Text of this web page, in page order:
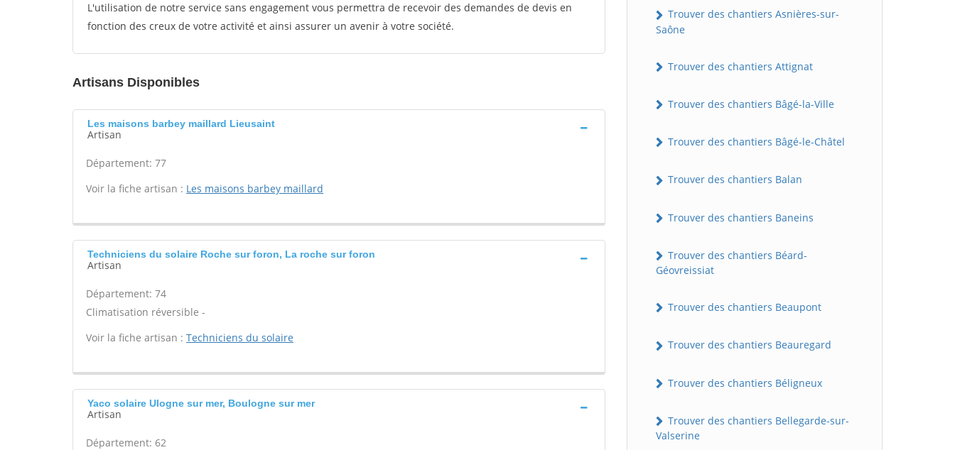
L'utilisation de notre service sans engagement vous permettra de recevoir des demandes de devis en
fonction des creux de votre activité et ainsi assurer un avenir à votre société.
Artisans Disponibles
Les maisons barbey maillard Lieusaint
Artisan
Département: 77
Voir la fiche artisan : Les maisons barbey maillard
Techniciens du solaire Roche sur foron, La roche sur foron
Artisan
Département: 74
Climatisation réversible -
Voir la fiche artisan : Techniciens du solaire
Yaco solaire Ulogne sur mer, Boulogne sur mer
Artisan
Département: 62
Trouver des chantiers Asnières-sur-
Saône
Trouver des chantiers Attignat
Trouver des chantiers Bâgé-la-Ville
Trouver des chantiers Bâgé-le-Châtel
Trouver des chantiers Balan
Trouver des chantiers Baneins
Trouver des chantiers Béard-
Géovreissiat
Trouver des chantiers Beaupont
Trouver des chantiers Beauregard
Trouver des chantiers Béligneux
Trouver des chantiers Bellegarde-sur-
Valserine